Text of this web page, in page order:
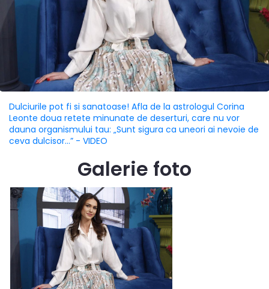
Dulciurile pot fi si sanatoase! Afla de la astrologul Corina
Leonte doua retete minunate de deserturi, care nu vor
dauna organismului tau: „Sunt sigura ca uneori ai nevoie de
ceva dulcisor...” - VIDEO
Galerie foto